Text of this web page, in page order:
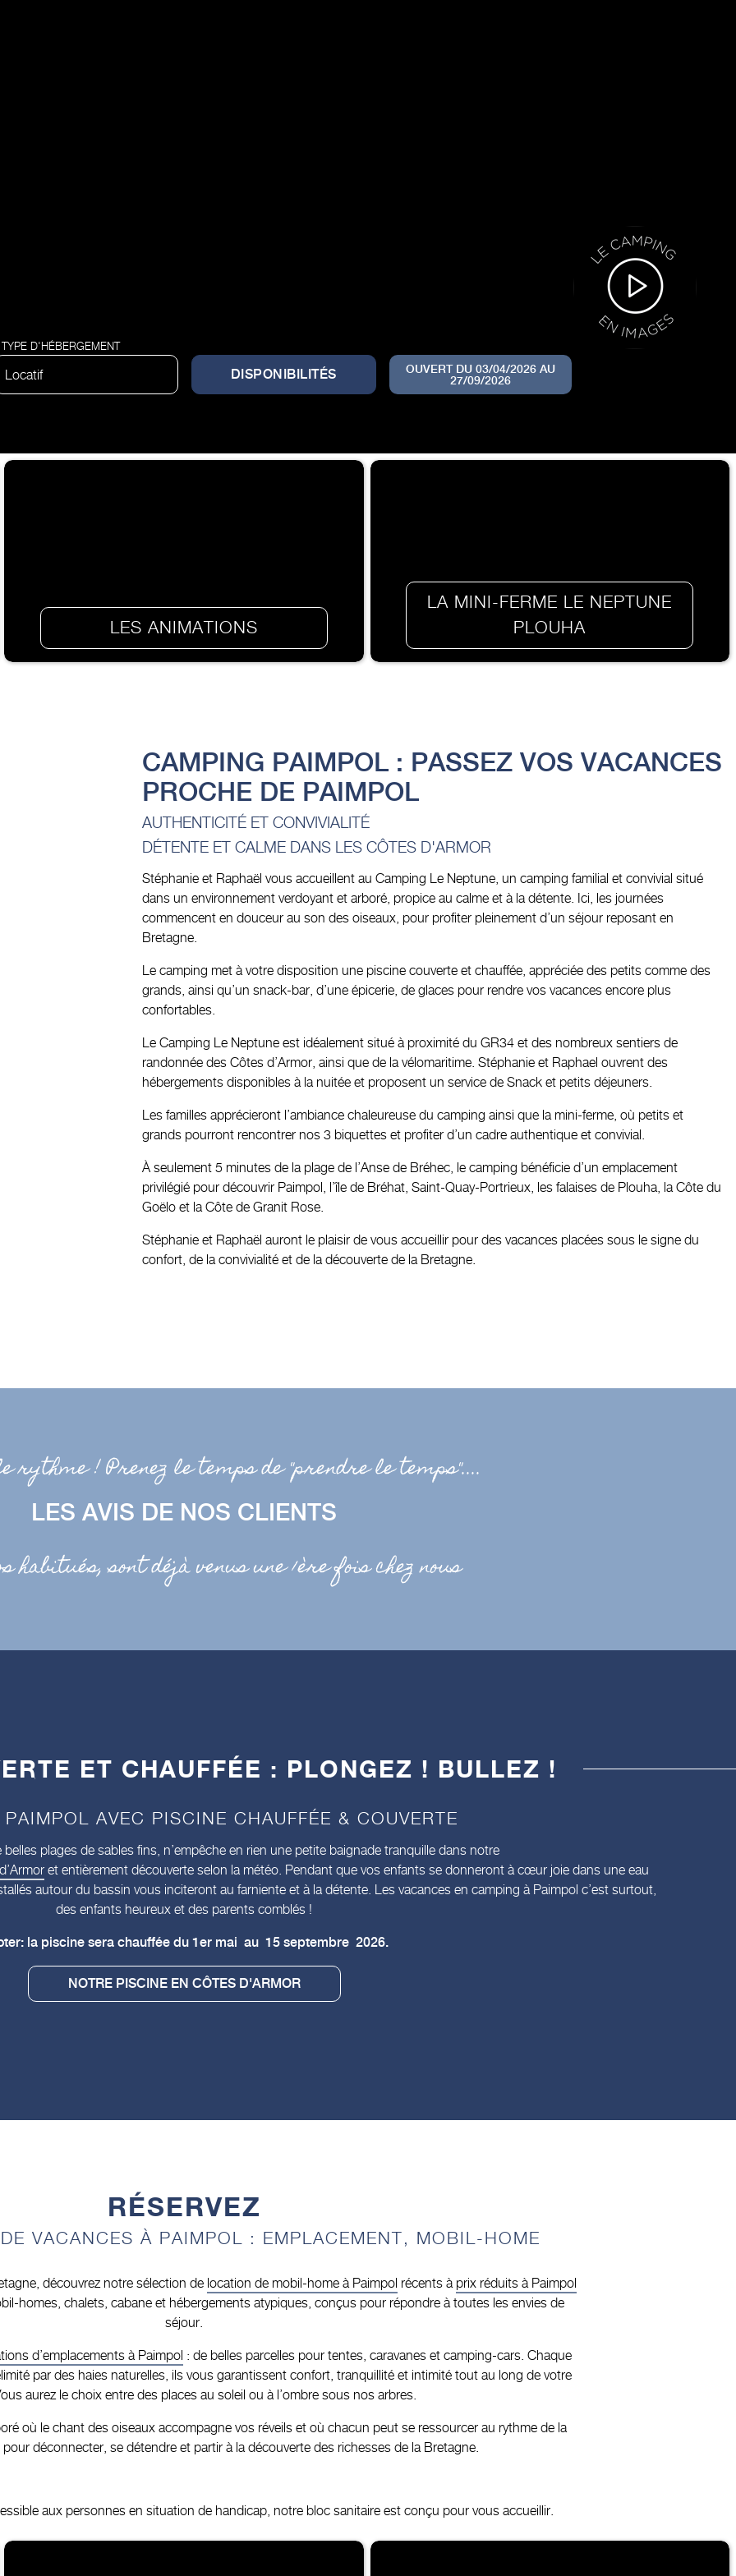
TYPE D'HÉBERGEMENT
OUVERT DU 03/04/2026 AU
27/09/2026
LES ANIMATIONS
LA MINI-FERME LE NEPTUNE
PLOUHA
CAMPING PAIMPOL : PASSEZ VOS VACANCES
PROCHE DE PAIMPOL
AUTHENTICITÉ ET CONVIVIALITÉ
DÉTENTE ET CALME DANS LES CÔTES D'ARMOR
Stéphanie et Raphaël vous accueillent au Camping Le Neptune, un camping familial et convivial situé
dans un environnement verdoyant et arboré, propice au calme et à la détente. Ici, les journées
commencent en douceur au son des oiseaux, pour profiter pleinement d’un séjour reposant en
Bretagne.
Le camping met à votre disposition une piscine couverte et chauffée, appréciée des petits comme des
grands, ainsi qu’un snack-bar, d’une épicerie, de glaces pour rendre vos vacances encore plus
confortables.
Le Camping Le Neptune est idéalement situé à proximité du GR34 et des nombreux sentiers de
randonnée des Côtes d’Armor, ainsi que de la vélomaritime. Stéphanie et Raphael ouvrent des
hébergements disponibles à la nuitée et proposent un service de Snack et petits déjeuners.
Les familles apprécieront l’ambiance chaleureuse du camping ainsi que la mini-ferme, où petits et
grands pourront rencontrer nos 3 biquettes et profiter d’un cadre authentique et convivial.
À seulement 5 minutes de la plage de l’Anse de Bréhec, le camping bénéficie d’un emplacement
privilégié pour découvrir Paimpol, l’île de Bréhat, Saint-Quay-Portrieux, les falaises de Plouha, la Côte du
Goëlo et la Côte de Granit Rose.
Stéphanie et Raphaël auront le plaisir de vous accueillir pour des vacances placées sous le signe du
confort, de la convivialité et de la découverte de la Bretagne.
rythme ! Prenez le temps de "prendre le temps"....
LES AVIS DE NOS CLIENTS
habitués, sont déjà venus une 1ère fois chez nous
ET CHAUFFÉE : PLONGEZ ! BULLEZ !
AVEC PISCINE CHAUFFÉE & COUVERTE
plages de sables fins, n’empêche en rien une petite baignade tranquille dans notre
et entièrement découverte selon la météo. Pendant que vos enfants se donneront à cœur joie dans une eau
autour du bassin vous inciteront au farniente et à la détente. Les vacances en camping à Paimpol c’est surtout,
des enfants heureux et des parents comblés !
la piscine sera chauffée du 1er mai au 15 septembre 2026.
NOTRE PISCINE EN CÔTES D'ARMOR
RÉSERVEZ
VACANCES À PAIMPOL : EMPLACEMENT, MOBIL-HOME
découvrez notre sélection de location de mobil-home à Paimpol récents à prix réduits à Paimpol
homes, chalets, cabane et hébergements atypiques, conçus pour répondre à toutes les envies de
séjour.
d’emplacements à Paimpol : de belles parcelles pour tentes, caravanes et camping-cars. Chaque
par des haies naturelles, ils vous garantissent confort, tranquillité et intimité tout au long de votre
aurez le choix entre des places au soleil ou à l’ombre sous nos arbres.
où le chant des oiseaux accompagne vos réveils et où chacun peut se ressourcer au rythme de la
déconnecter, se détendre et partir à la découverte des richesses de la Bretagne.
aux personnes en situation de handicap, notre bloc sanitaire est conçu pour vous accueillir.